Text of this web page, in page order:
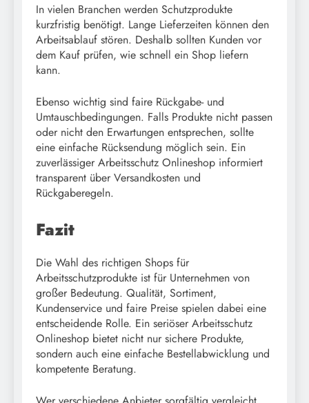
In vielen Branchen werden Schutzprodukte
kurzfristig benötigt. Lange Lieferzeiten können den
Arbeitsablauf stören. Deshalb sollten Kunden vor
dem Kauf prüfen, wie schnell ein Shop liefern
kann.
Ebenso wichtig sind faire Rückgabe- und
Umtauschbedingungen. Falls Produkte nicht passen
oder nicht den Erwartungen entsprechen, sollte
eine einfache Rücksendung möglich sein. Ein
zuverlässiger Arbeitsschutz Onlineshop informiert
transparent über Versandkosten und
Rückgaberegeln.
Fazit
Die Wahl des richtigen Shops für
Arbeitsschutzprodukte ist für Unternehmen von
großer Bedeutung. Qualität, Sortiment,
Kundenservice und faire Preise spielen dabei eine
entscheidende Rolle. Ein seriöser Arbeitsschutz
Onlineshop bietet nicht nur sichere Produkte,
sondern auch eine einfache Bestellabwicklung und
kompetente Beratung.